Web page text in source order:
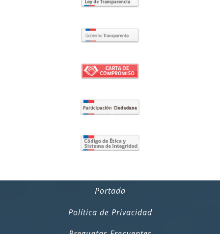
Portada
Política de Privacidad